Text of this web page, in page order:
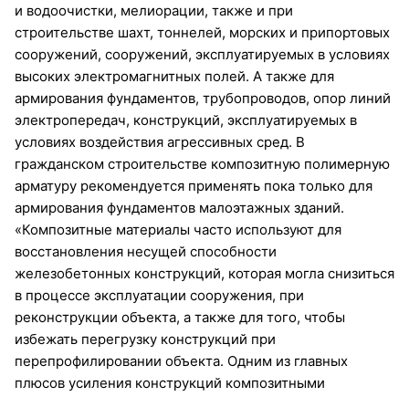
и водоочистки, мелиорации, также и при
строительстве шахт, тоннелей, морских и припортовых
сооружений, сооружений, эксплуатируемых в условиях
высоких электромагнитных полей. А также для
армирования фундаментов, трубопроводов, опор линий
электропередач, конструкций, эксплуатируемых в
условиях воздействия агрессивных сред. В
гражданском строительстве композитную полимерную
арматуру рекомендуется применять пока только для
армирования фундаментов малоэтажных зданий.
«Композитные материалы часто используют для
восстановления несущей способности
железобетонных конструкций, которая могла снизиться
в процессе эксплуатации сооружения, при
реконструкции объекта, а также для того, чтобы
избежать перегрузку конструкций при
перепрофилировании объекта. Одним из главных
плюсов усиления конструкций композитными